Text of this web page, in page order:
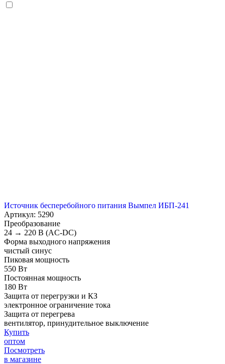
Источник бесперебойного питания Вымпел ИБП-241
Артикул: 5290
Преобразование
24 → 220 В (AC-DC)
Форма выходного напряжения
чистый синус
Пиковая мощность
550 Вт
Постоянная мощность
180 Вт
Защита от перегрузки и КЗ
электронное ограничение тока
Защита от перегрева
вентилятор, принудительное выключение
Купить
оптом
Посмотреть
в магазине